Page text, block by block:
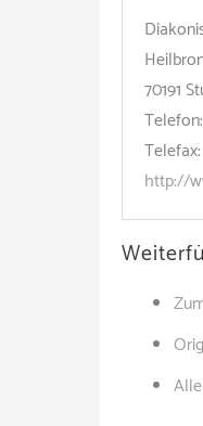
70191
Telefax:
http://